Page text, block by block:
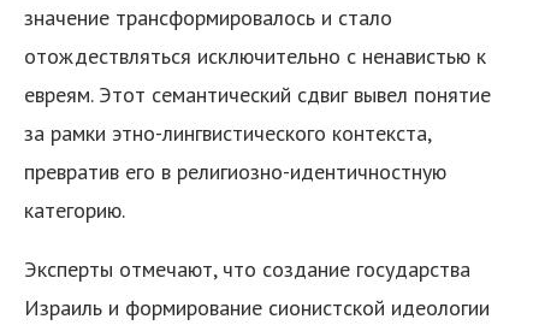
значение трансформировалось и стало
отождествляться исключительно с ненавистью к
евреям. Этот семантический сдвиг вывел понятие
за рамки этно-лингвистического контекста,
превратив его в религиозно-идентичностную
категорию.
Эксперты отмечают, что создание государства
Израиль и формирование сионистской идеологии